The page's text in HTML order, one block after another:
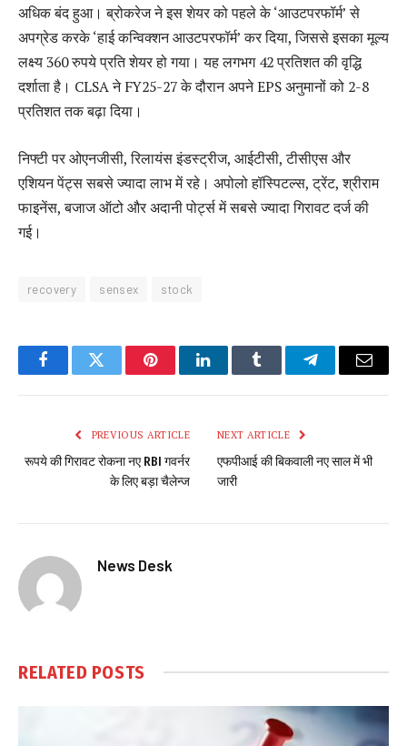
अधिक बंद हुआ। ब्रोकरेज ने इस शेयर को पहले के ‘आउटपरफॉर्म’ से
अपग्रेड करके ‘हाई कन्विक्शन आउटपरफॉर्म’ कर दिया, जिससे इसका मूल्य
लक्ष्य 360 रुपये प्रति शेयर हो गया। यह लगभग 42 प्रतिशत की वृद्धि
दर्शाता है। CLSA ने FY25-27 के दौरान अपने EPS अनुमानों को 2-8
प्रतिशत तक बढ़ा दिया।
निफ्टी पर ओएनजीसी, रिलायंस इंडस्ट्रीज, आईटीसी, टीसीएस और
एशियन पेंट्स सबसे ज्यादा लाभ में रहे। अपोलो हॉस्पिटल्स, ट्रेंट, श्रीराम
फाइनेंस, बजाज ऑटो और अदानी पोर्ट्स में सबसे ज्यादा गिरावट दर्ज की
गई।
recovery sensex stock
FacebookTwitter PinterestLinkedInTumblr TelegramEmail
PREVIOUS ARTICLE
रूपये की गिरावट रोकना नए RBI गवर्नर
के लिए बड़ा चैलेन्ज
NEXT ARTICLE
एफपीआई की बिकवाली नए साल में भी
जारी
News Desk
RELATED POSTS